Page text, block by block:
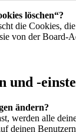
löschen“?
die Cookies,
von der
und -
ändern?
werden alle
deinen